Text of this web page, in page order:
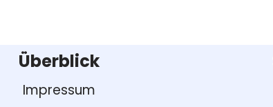
Überblick
Impressum